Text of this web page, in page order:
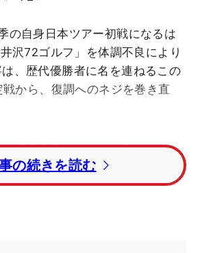
の自身日本ツアー初戦になるは
沢72ゴルフ」を体調不良により
、歴代優勝者に名を連ねるこの
から、復調へのネジを巻き直
途中棄権した6月の「KPMG全米
権」。そこから2カ月以上、試
調整を続けてきた。「海外の試合
ツアーメンバーになったが、そ
の続きを読む